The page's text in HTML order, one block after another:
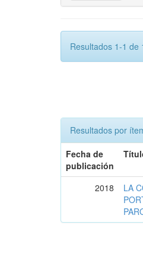
Resultados 1-1 de
Resultados por
Fecha de
publicación
2018
LA